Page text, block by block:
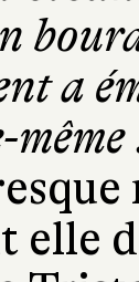
a
elle